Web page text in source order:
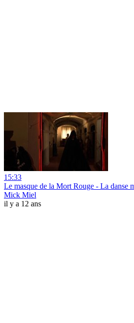
15:33
Le masque de la Mort Rouge - La danse
Mick Miel
il y a 12 ans